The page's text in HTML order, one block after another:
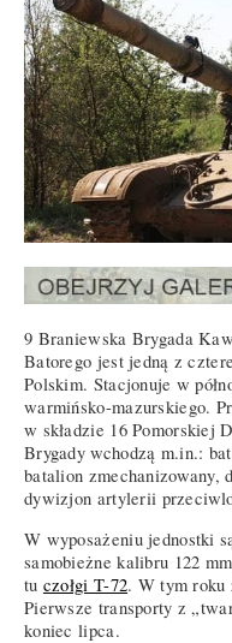
9 Braniewska Brygada
Batorego jest jedną z
Polskim. Stacjonuje w
warmińsko-mazurskiego.
w składzie 16 Pomorskiej
Brygady wchodzą m.in.:
batalion
dywizjon artylerii
W wyposażeniu jednostki
samobieżne kalibru 122
tu czołgi T-72. W tym roku
Pierwsze transporty z
koniec lipca.